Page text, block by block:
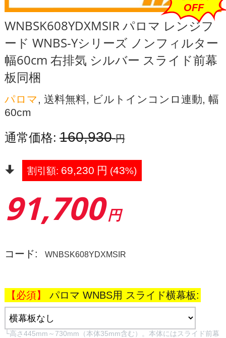
OFF
WNBSK608YDXMSIR パロマ レンジフ
ード WNBS-Yシリーズ ノンフィルター
幅60cm 右排気 シルバー スライド前幕
板同梱
パロマ , 送料無料, ビルトインコンロ連動, 幅
60cm
通常価格: 160,930 円
割引額: 69,230 円 (43%)
91,700 円
コード: WNBSK608YDXMSIR
パロマ WNBS用 スライド横幕板:
└高さ445mm～730mm（本体35mm含む）。本体にはスライド前幕